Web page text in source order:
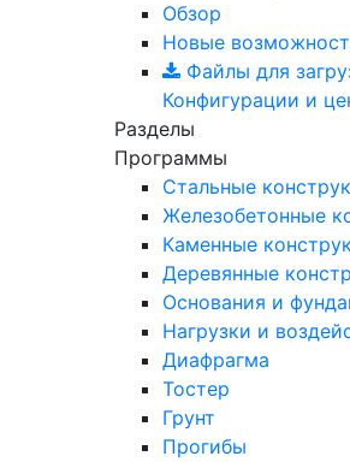
Обзор
Новые
Файлы для
Конфигурации и
Разделы
Программы
Стальные
Железобетонные
Каменные
Деревянные
Основания и
Нагрузки и
Диафрагма
Тостер
Грунт
Прогибы